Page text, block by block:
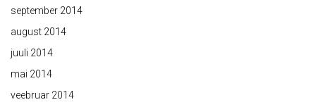
september 2014
august 2014
juuli 2014
mai 2014
veebruar 2014